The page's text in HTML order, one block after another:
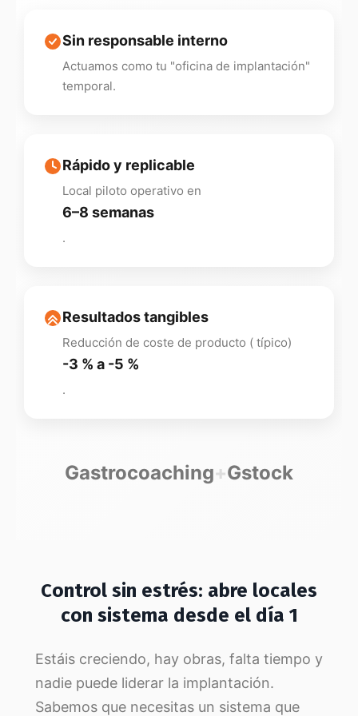
Sin responsable interno
Actuamos como tu "oficina de implantación"
temporal.
Rápido y replicable
Local piloto operativo en
6–8 semanas
.
Resultados tangibles
Reducción de coste de producto ( típico)
-3 % a -5 %
.
Gastrocoaching+Gstock
Control sin estrés: abre locales
con sistema desde el día 1
Estáis creciendo, hay obras, falta tiempo y
nadie puede liderar la implantación.
Sabemos que necesitas un sistema que